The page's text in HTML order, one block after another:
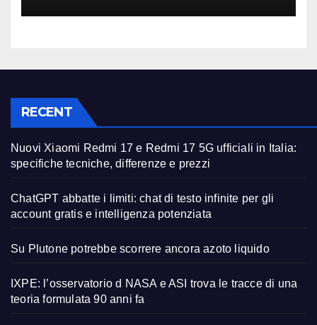
RECENT
Nuovi Xiaomi Redmi 17 e Redmi 17 5G ufficiali in Italia:
specifiche tecniche, differenze e prezzi
ChatGPT abbatte i limiti: chat di testo infinite per gli
account gratis e intelligenza potenziata
Su Plutone potrebbe scorrere ancora azoto liquido
IXPE: l’osservatorio d NASA e ASI trova le tracce di una
teoria formulata 90 anni fa